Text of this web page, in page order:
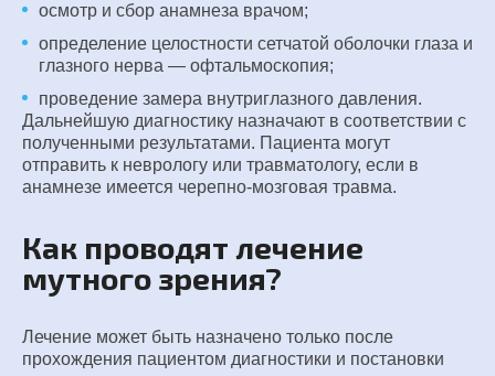
осмотр и сбор анамнеза врачом;
определение целостности сетчатой оболочки глаза и
глазного нерва — офтальмоскопия;
проведение замера внутриглазного давления.
Дальнейшую диагностику назначают в соответствии с
полученными результатами. Пациента могут
отправить к неврологу или травматологу, если в
анамнезе имеется черепно-мозговая травма.
Как проводят лечение
мутного зрения?
Лечение может быть назначено только после
прохождения пациентом диагностики и постановки